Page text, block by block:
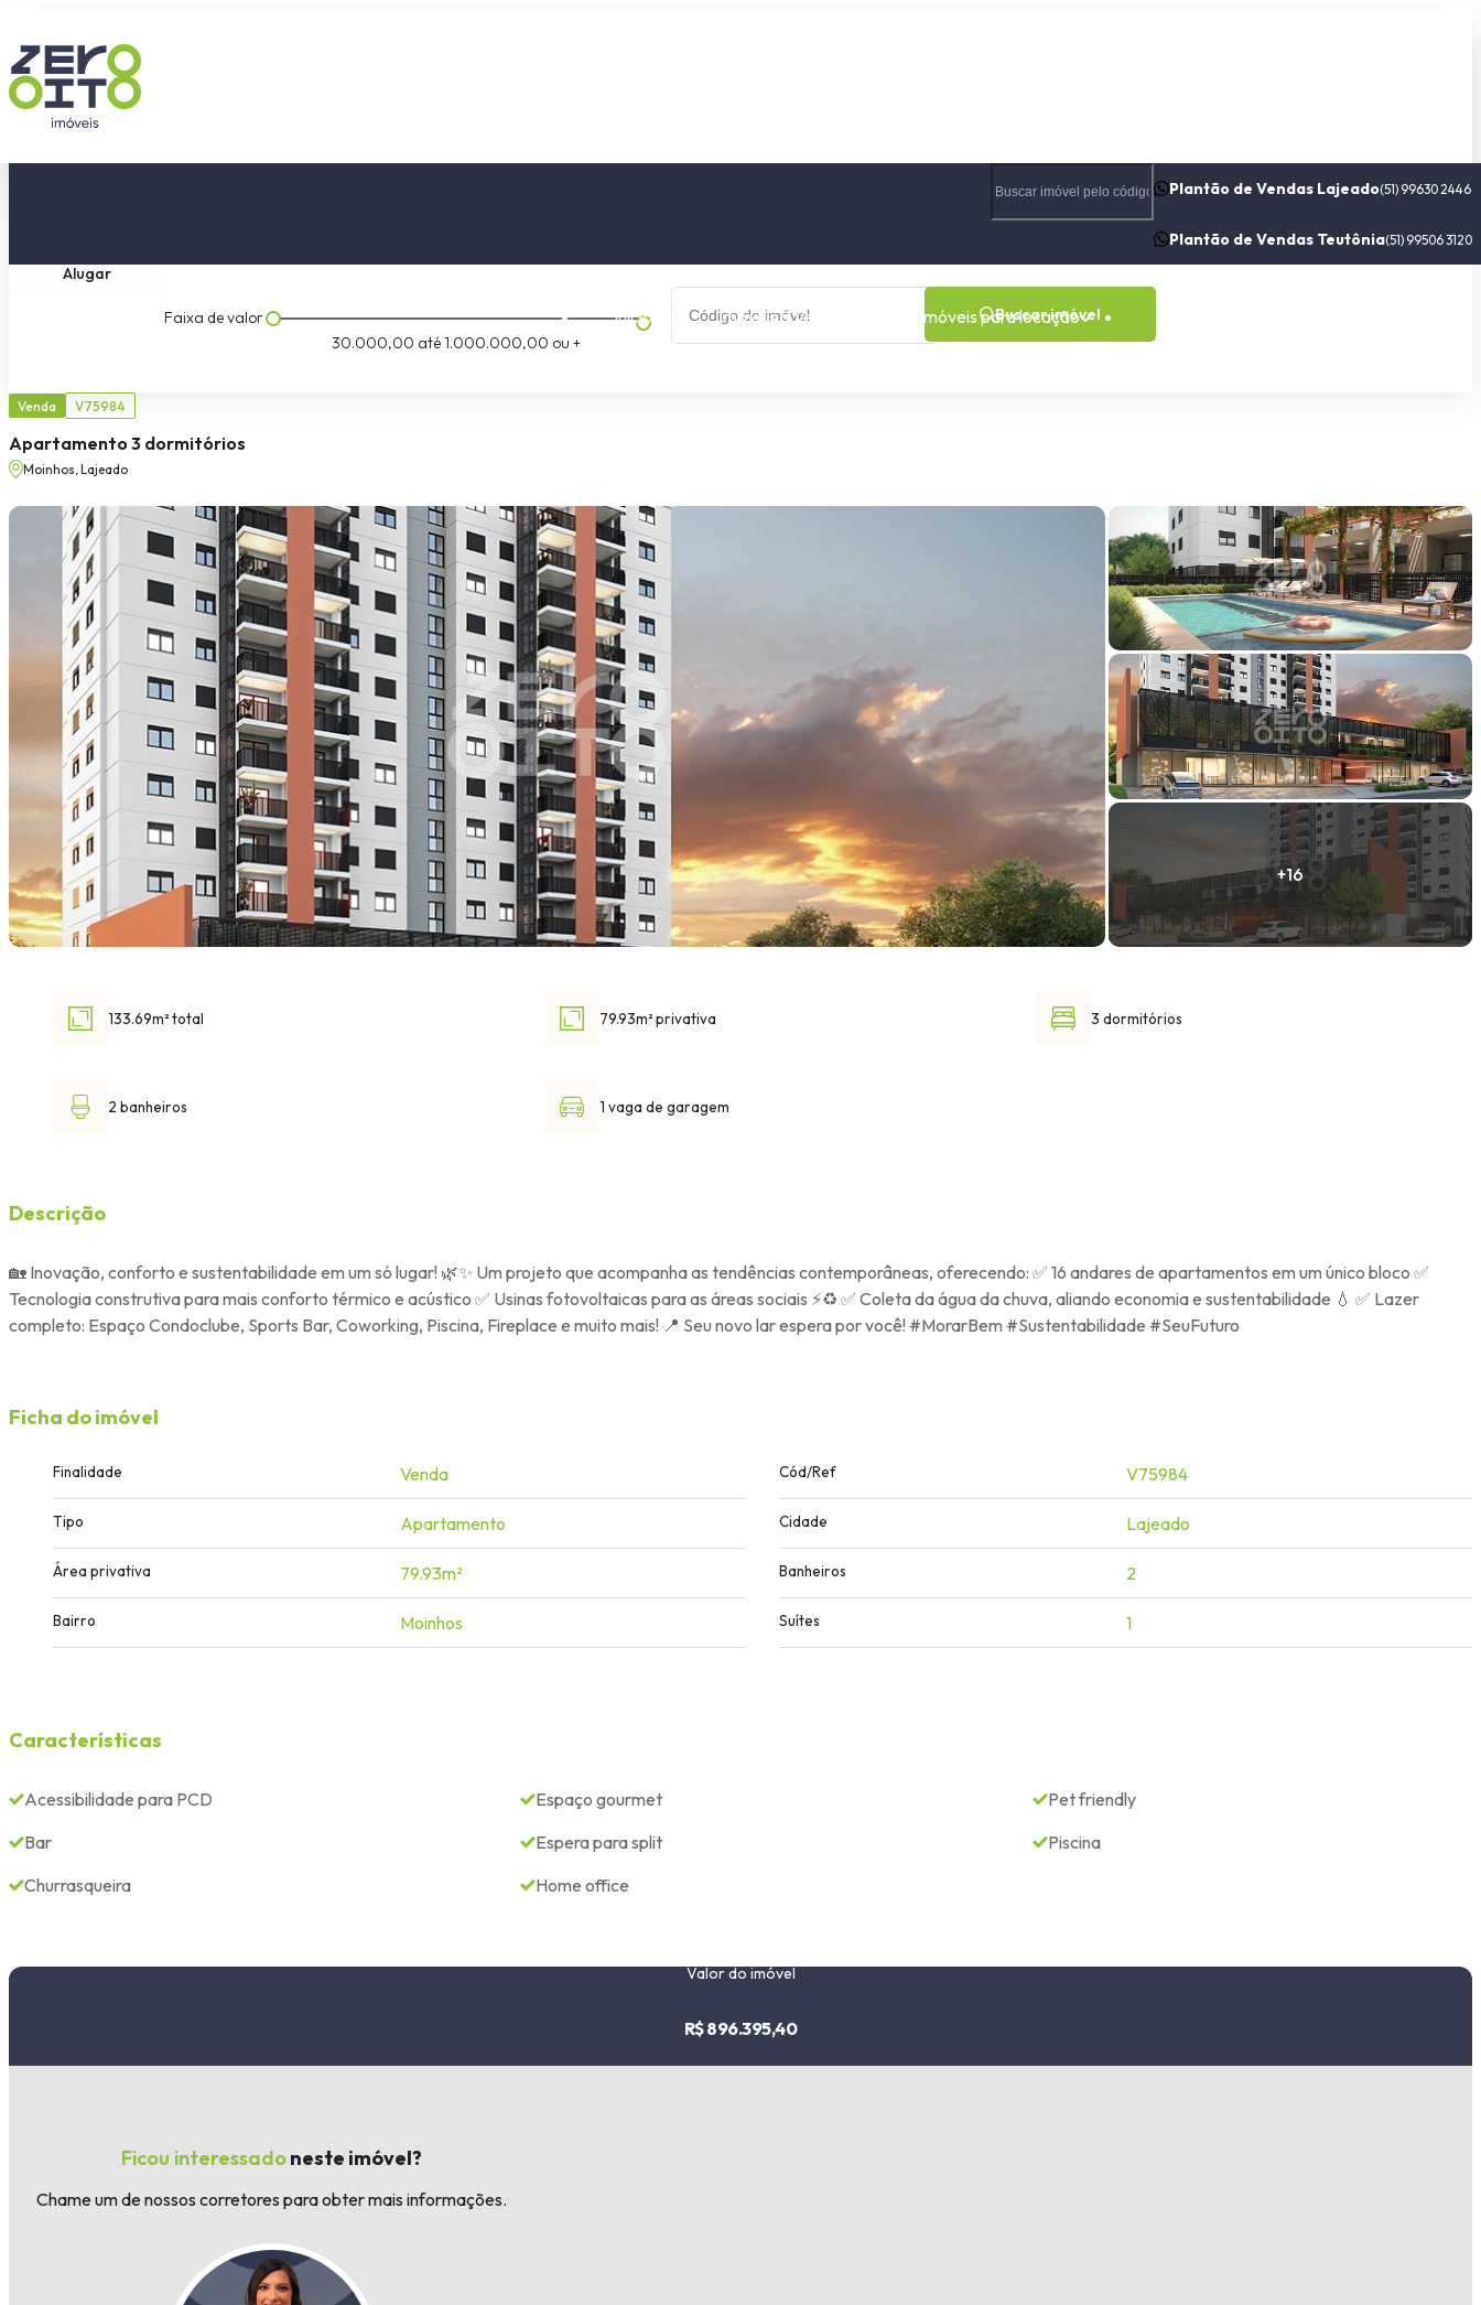
Plantão de Vendas Lajeado(51) 99630 2446
Plantão de Vendas Teutônia(51) 99506 3120
Início Imóveis a Venda Imóveis para locação
Alugar
Faixa de valor
30.000,00 até1.000.000,00 ou +
Buscar imóvel
Venda V75984
Apartamento 3 dormitórios
Moinhos, Lajeado
133.69m² total 79.93m² privativa 3 dormitórios
2 banheiros 1 vaga de garagem
Descrição
🏡 Inovação, conforto e sustentabilidade em um só lugar! 🌿✨ Um projeto que acompanha as tendências contemporâneas, oferecendo: ✅ 16 andares de apartamentos em um único bloco ✅
Tecnologia construtiva para mais conforto térmico e acústico ✅ Usinas fotovoltaicas para as áreas sociais ⚡♻️ ✅ Coleta da água da chuva, aliando economia e sustentabilidade 💧 ✅ Lazer
completo: Espaço Condoclube, Sports Bar, Coworking, Piscina, Fireplace e muito mais! 📍 Seu novo lar espera por você! #MorarBem #Sustentabilidade #SeuFuturo
Ficha do imóvel
Finalidade Venda
Tipo Apartamento
Área privativa 79.93m²
Bairro Moinhos
Cód/Ref V75984
Cidade Lajeado
Banheiros 2
Suítes 1
Características
Acessibilidade para PCD
Bar
Churrasqueira
Espaço gourmet
Espera para split
Home office
Pet friendly
Piscina
Valor do imóvel
R$ 896.395,40
Ficou interessadoneste imóvel?
Chame um de nossos corretores para obter mais informações.